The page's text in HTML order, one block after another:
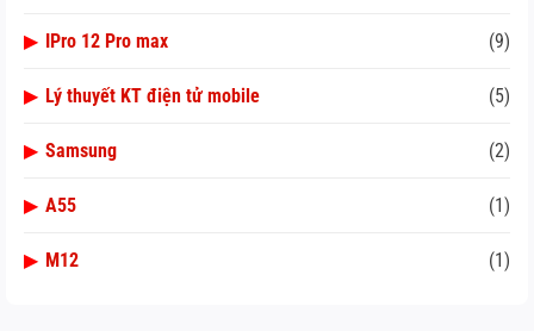
▶ IPro 12 Pro max (9)
▶ Lý thuyết KT điện tử mobile (5)
▶ Samsung (2)
▶ A55 (1)
▶ M12 (1)